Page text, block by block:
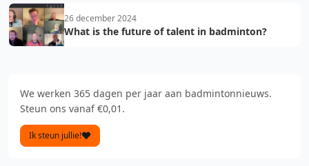
26 december 2024
What is the future of talent in badminton?
We werken 365 dagen per jaar aan badmintonnieuws.
Steun ons vanaf €0,01.
Ik steun jullie!